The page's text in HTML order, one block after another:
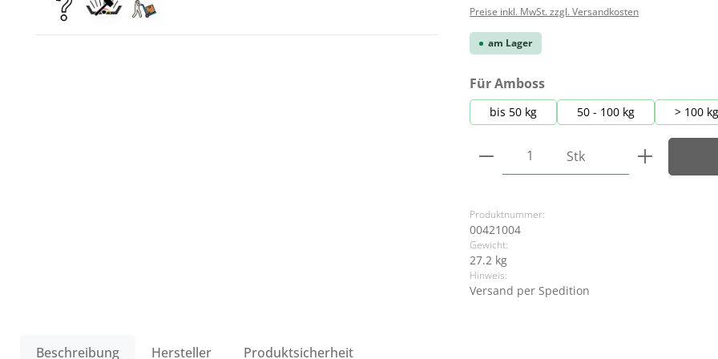
Preise inkl. MwSt. zzgl. Versandkosten
am Lager
Für Ambossauswählen
bis 50 kg 50 - 100 kg > 100 kg
Produkt Anzahl: Gib den
Stk
Produktnummer:
00421004
Gewicht:
27.2 kg
Hinweis:
Versand per Spedition
Beschreibung Hersteller Produktsicherheit